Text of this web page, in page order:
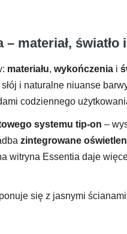
materiał, światło
materiału, wykończenia i
i naturalne niuanse
codziennego
systemu tip-on –
zintegrowane
witryna Essentia daje
się z jasnymi